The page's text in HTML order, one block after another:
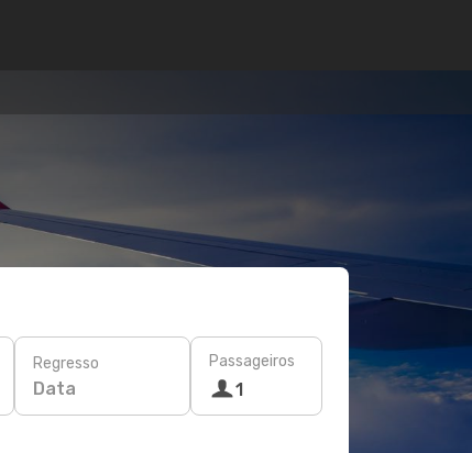
Regresso
Data
Passageiros
1